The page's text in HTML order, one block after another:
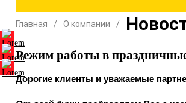
Главная О компании
Режим работы в
Дорогие клиенты и уважаемые